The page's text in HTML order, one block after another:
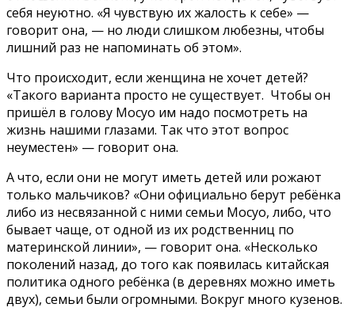
себя неуютно. «Я чувствую их жалость к себе» —
говорит она, — но люди слишком любезны, чтобы
лишний раз не напоминать об этом».
Что происходит, если женщина не хочет детей?
«Такого варианта просто не существует. Чтобы он
пришёл в голову Мосуо им надо посмотреть на
жизнь нашими глазами. Так что этот вопрос
неуместен» — говорит она.
А что, если они не могут иметь детей или рожают
только мальчиков? «Они официально берут ребёнка
либо из несвязанной с ними семьи Мосуо, либо, что
бывает чаще, от одной из их родственниц по
материнской линии», — говорит она. «Несколько
поколений назад, до того как появилась китайская
политика одного ребёнка (в деревнях можно иметь
двух), семьи были огромными. Вокруг много кузенов.